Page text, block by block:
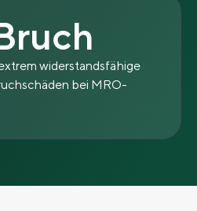
widerstandsfähige
bei MRO-